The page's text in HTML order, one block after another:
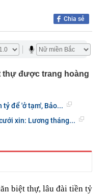
trữ lượng
tới tài khoản
làm việc
Minh "dính
kiểm tra rồi
thương hơn
pháp lý
Chia sẻ
thự được trang hoàng
để 'ở tạm', Bảo...
xin: Lương tháng...
biệt thự, lâu đài tiền tỷ